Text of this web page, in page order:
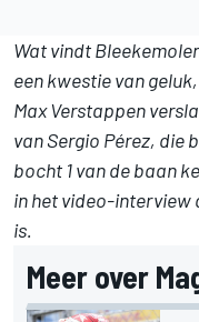
Wat vindt
een kwestie van
Max Verstappen
vanSergio Pérez, die
bocht 1 van de baan
in het video-interview
is.
Meer over